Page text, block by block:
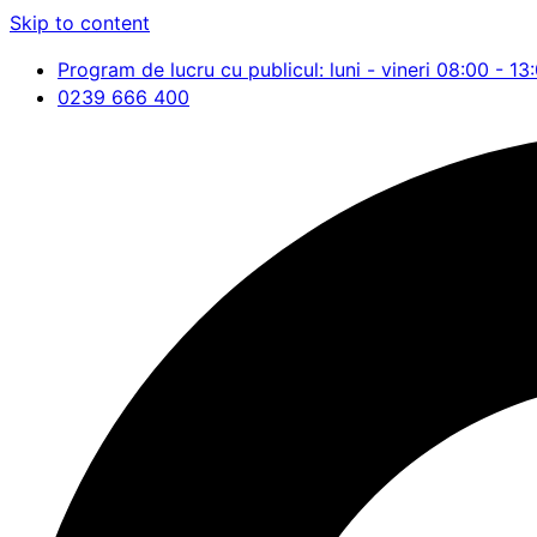
Skip to content
Program de lucru cu publicul: luni - vineri 08:00 -
0239 666 400